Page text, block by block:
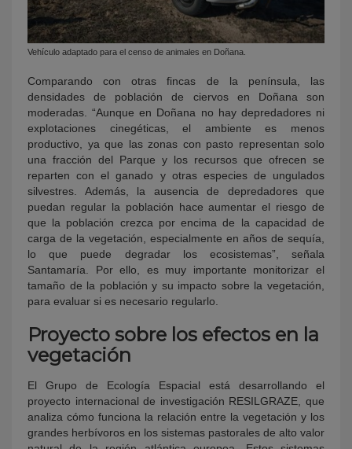
Vehículo adaptado para el censo de animales en Doñana.
Comparando con otras fincas de la península, las
densidades de población de ciervos en Doñana son
moderadas. “Aunque en Doñana no hay depredadores ni
explotaciones cinegéticas, el ambiente es menos
productivo, ya que las zonas con pasto representan solo
una fracción del Parque y los recursos que ofrecen se
reparten con el ganado y otras especies de ungulados
silvestres. Además, la ausencia de depredadores que
puedan regular la población hace aumentar el riesgo de
que la población crezca por encima de la capacidad de
carga de la vegetación, especialmente en años de sequía,
lo que puede degradar los ecosistemas”, señala
Santamaría. Por ello, es muy importante monitorizar el
tamaño de la población y su impacto sobre la vegetación,
para evaluar si es necesario regularlo.
Proyecto sobre los efectos en la
vegetación
El Grupo de Ecología Espacial está desarrollando el
proyecto internacional de investigación RESILGRAZE, que
analiza cómo funciona la relación entre la vegetación y los
grandes herbívoros en los sistemas pastorales de alto valor